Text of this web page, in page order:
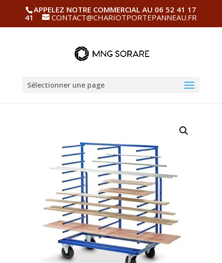
APPELEZ NOTRE COMMERCIAL AU 06 52 41 17
41
CONTACT@CHARIOTPORTEPANNEAU.FR
Sélectionner une page